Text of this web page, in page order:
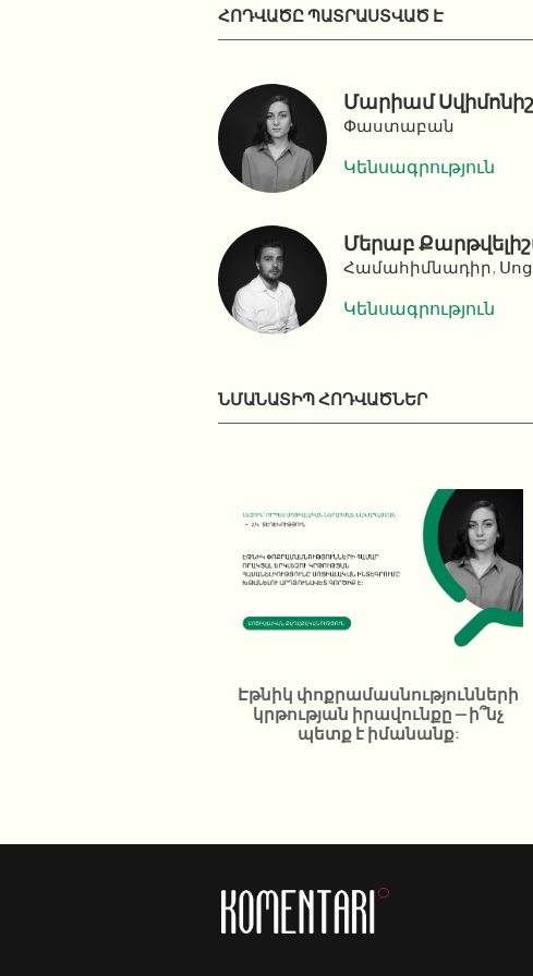
ՀՈԴՎԱԾԸ ՊԱՏՐԱՍՏՎԱԾ Է
Մարիամ
Փաստաբան
Կենսագրություն
Մերաբ
Համահիմնադիր,
Կենսագրություն
ՆՄԱՆԱՏԻՊ ՀՈԴՎԱԾՆԵՐ
Էթնիկ փոքրամասնությունների
կրթության իրավունքը – ի՞նչ
պետք է իմանանք: